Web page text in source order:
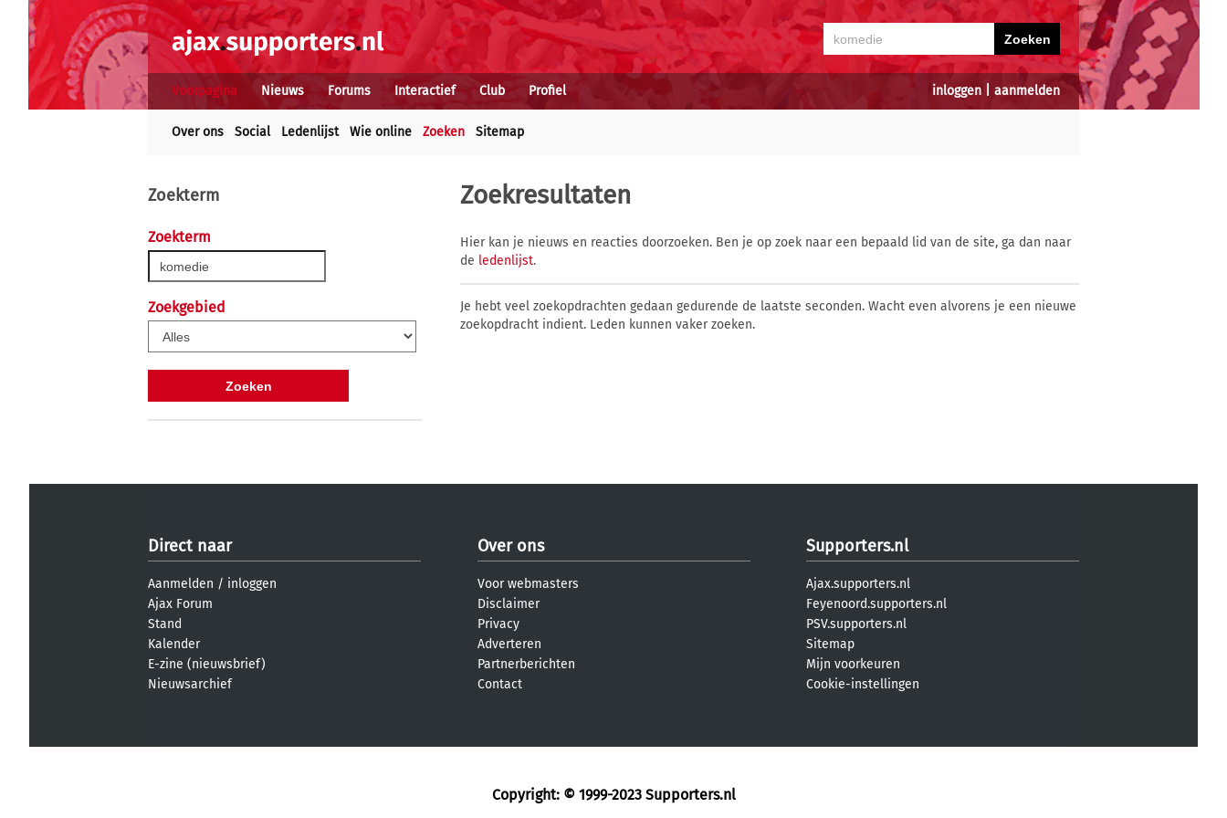
inloggen aanmelden
Voorpagina Nieuws Forums Interactief Club Profiel
Over ons Social Ledenlijst Wie online Zoeken Sitemap
Zoekterm
Zoekterm
Zoekgebied
Zoekresultaten
Hier kan je nieuws en reacties doorzoeken. Ben je op zoek naar een bepaald lid van de site, ga dan naar
de ledenlijst.
Je hebt veel zoekopdrachten gedaan gedurende de laatste seconden. Wacht even alvorens je een nieuwe
zoekopdracht indient. Leden kunnen vaker zoeken.
Direct naar
Aanmelden / inloggen
Ajax Forum
Stand
Kalender
E-zine (nieuwsbrief)
Nieuwsarchief
Over ons
Voor webmasters
Disclaimer
Privacy
Adverteren
Partnerberichten
Contact
Supporters.nl
Ajax.supporters.nl
Feyenoord.supporters.nl
PSV.supporters.nl
Sitemap
Mijn voorkeuren
Cookie-instellingen
Copyright: © 1999-2023 Supporters.nl